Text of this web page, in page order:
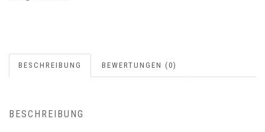
BESCHREIBUNG BEWERTUNGEN (0)
BESCHREIBUNG